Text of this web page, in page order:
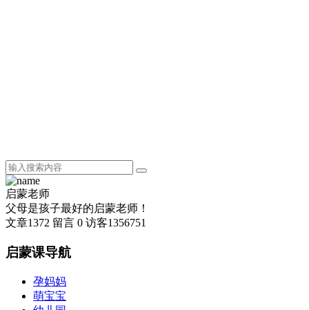
启蒙老师
父母是孩子最好的启蒙老师！
文章1372 留言 0 访客1356751
启蒙课导航
孕妈妈
萌宝宝